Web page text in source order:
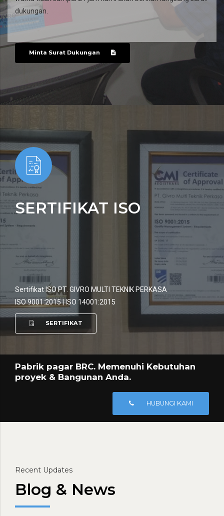
dukungan.
Minta Surat Dukungan
SERTIFIKAT ISO
Sertifikat ISO PT. GIVRO MULTI TEKNIK PERKASA
ISO 9001:2015 | ISO 14001:2015
SERTIFIKAT
Pabrik pagar BRC. Memenuhi Kebutuhan
proyek & Bangunan Anda.
HUBUNGI KAMI
Recent Updates
Blog & News